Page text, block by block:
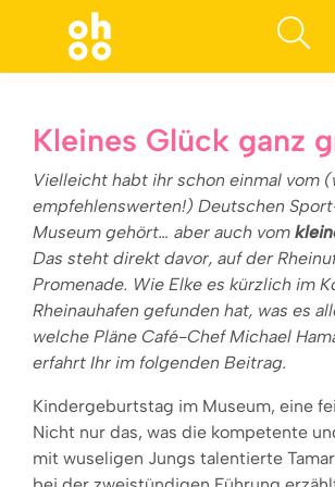
Kleines Glück ganz
Vielleicht habt ihr schon einmal vom
empfehlenswerten!) Deutschen
Museum gehört… aber auch vom
Das steht direkt davor, auf der
Promenade. Wie Elke es kürzlich im
Rheinauhafen gefunden hat, was es
welche Pläne Café-Chef Michael
erfahrt Ihr im folgenden Beitrag.
Kindergeburtstag im Museum, eine
Nicht nur das, was die kompetente
mit wuseligen Jungs talentierte